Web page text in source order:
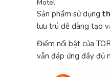
Motel
Sản phẩm sử dụng
lưu trú dễ dàng tạo
Điểm nổi bật của
vẫn đáp ứng đầy đủ